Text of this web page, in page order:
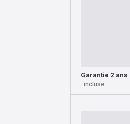
Garantie 2 ans
incluse